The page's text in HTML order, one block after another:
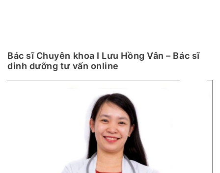
Bác sĩ Chuyên khoa I Lưu Hồng Vân – Bác sĩ
dinh dưỡng tư vấn online